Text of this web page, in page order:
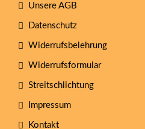
Unsere AGB
Datenschutz
Widerrufsbelehrung
Widerrufsformular
Streitschlichtung
Impressum
Kontakt